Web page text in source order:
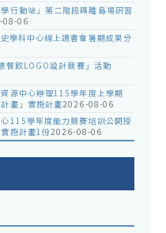
行動站」第二階段與離島場研習
08-06
學科中心線上讀書會暑期成果分
餐飲LOGO設計競賽」活動
源中心辦理115學年度上學期
畫」實施計畫2026-08-06
115學年度能力競賽培訓公開授
施計畫1份2026-08-06